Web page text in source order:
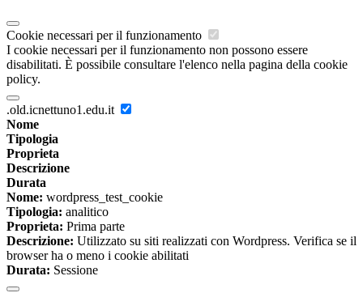
Cookie necessari per il funzionamento
I cookie necessari per il funzionamento non possono essere
disabilitati. È possibile consultare l'elenco nella pagina della cookie
policy.
.old.icnettuno1.edu.it
Nome
Tipologia
Proprieta
Descrizione
Durata
Nome: wordpress_test_cookie
Tipologia: analitico
Proprieta: Prima parte
Descrizione: Utilizzato su siti realizzati con Wordpress. Verifica se il
browser ha o meno i cookie abilitati
Durata: Sessione